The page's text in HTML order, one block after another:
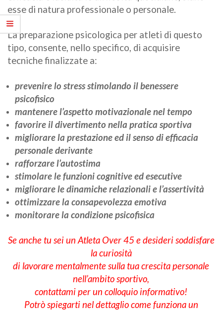
esse di natura professionale o personale.
La preparazione psicologica per atleti di questo
tipo, consente, nello specifico, di acquisire
tecniche finalizzate a:
prevenire lo stress stimolando il benessere
psicofisico
mantenere l’aspetto motivazionale nel tempo
favorire il divertimento nella pratica sportiva
migliorare la prestazione ed il senso di efficacia
personale derivante
rafforzare l’autostima
stimolare le funzioni cognitive ed esecutive
migliorare le dinamiche relazionali e l’assertività
ottimizzare la consapevolezza emotiva
monitorare la condizione psicofisica
Se anche tu sei un Atleta Over 45 e desideri soddisfare
la curiosità
di lavorare mentalmente sulla tua crescita personale
nell’ambito sportivo,
contattami per un colloquio informativo!
Potrò spiegarti nel dettaglio come funziona un